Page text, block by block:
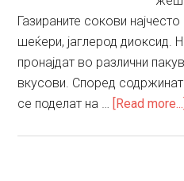
Газираните сокови
шеќери, јаглерод диоксид.
пронајдат во различни
вкусови. Според
се поделат на … [Read more...]